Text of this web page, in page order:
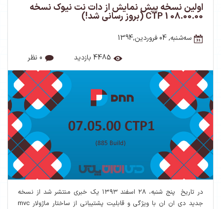
اولین نسخه پیش نمایش از دات نت نیوک نسخه
08.00.00 CTP 1 (بروز رسانی شد!)
ﺳﻪشنبه, 04 فروردین,1394
در تاریخ پنج شنبه، ۲۸ اسفند ۱۳۹۳ یک خبری منتشر شد از نسخه
جدید دی ان ان با ویژگی و قابلیت پشتیبانی از ساختار ماژولار mvc